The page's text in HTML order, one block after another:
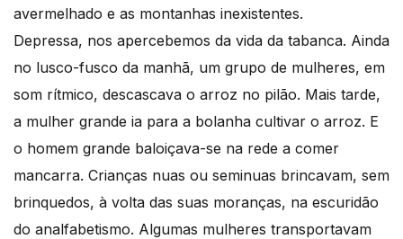
avermelhado e as montanhas inexistentes.
Depressa, nos apercebemos da vida da tabanca. Ainda
no lusco-fusco da manhã, um grupo de mulheres, em
som rítmico, descascava o arroz no pilão. Mais tarde,
a mulher grande ia para a bolanha cultivar o arroz. E
o homem grande baloiçava-se na rede a comer
mancarra. Crianças nuas ou seminuas brincavam, sem
brinquedos, à volta das suas moranças, na escuridão
do analfabetismo. Algumas mulheres transportavam